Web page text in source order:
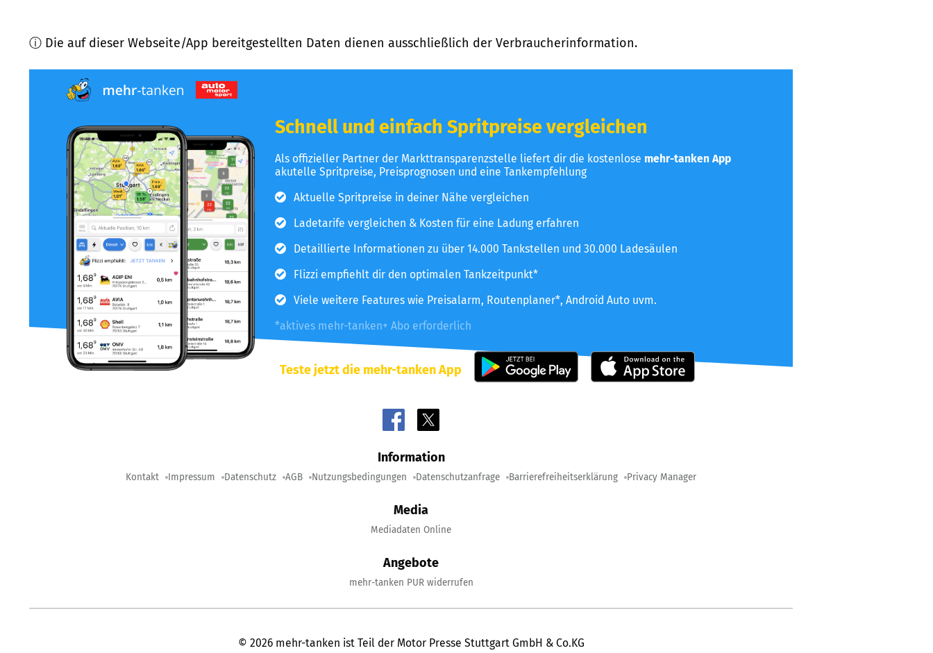
ⓘ Die auf dieser Webseite/App bereitgestellten Daten dienen ausschließlich der Verbraucherinformation.
Schnell und einfach Spritpreise vergleichen
Als offizieller Partner der Markttransparenzstelle liefert dir die kostenlose mehr-tanken App
akutelle Spritpreise, Preisprognosen und eine Tankempfehlung
Aktuelle Spritpreise in deiner Nähe vergleichen
Ladetarife vergleichen & Kosten für eine Ladung erfahren
Detaillierte Informationen zu über 14.000 Tankstellen und 30.000 Ladesäulen
Flizzi empfiehlt dir den optimalen Tankzeitpunkt*
Viele weitere Features wie Preisalarm, Routenplaner*, Android Auto uvm.
*aktives mehr-tanken+ Abo erforderlich
Teste jetzt die mehr-tanken App
Information
Kontakt Impressum Datenschutz AGB Nutzungsbedingungen Datenschutzanfrage Barrierefreiheitserklärung Privacy Manager
Media
Mediadaten Online
Angebote
mehr-tanken PUR widerrufen
© 2026 mehr-tanken ist Teil der Motor Presse Stuttgart GmbH & Co.KG